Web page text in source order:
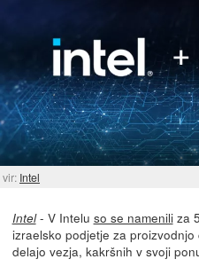
vir: Intel
Intel- V Intelu so se nameniliza
izraelsko podjetje za
delajo vezja, kakršnih v svoji